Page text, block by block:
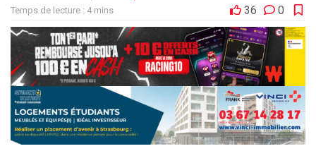
Temps de lecture : 4 mins
36 0